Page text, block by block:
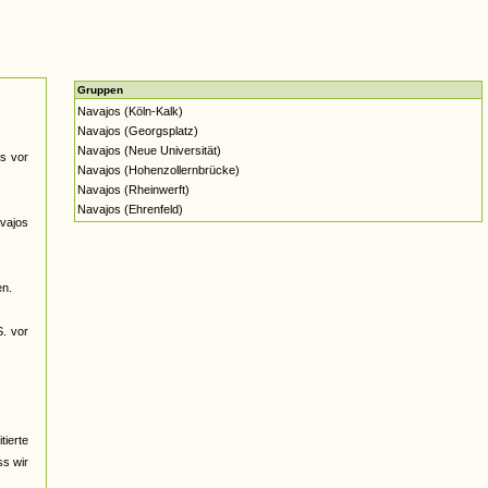
vor
vor
wir
Gruppen
Navajos (Köln-Kalk)
Navajos (Georgsplatz)
Navajos (Neue Universität)
Navajos (Hohenzollernbrücke)
Navajos (Rheinwerft)
Navajos (Ehrenfeld)